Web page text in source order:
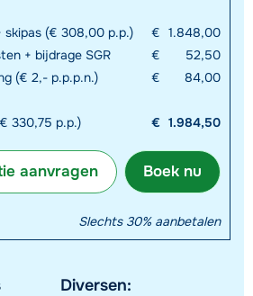
skipas (€ 308,00 p.p.) € 1.848,00
+ bijdrage SGR €
52,50
(€ 2,- p.p.p.n.) € 84,00
330,75 p.p.) € 1.984,50
Boek nu
aanvragen
Slechts 30% aanbetalen
Diversen: